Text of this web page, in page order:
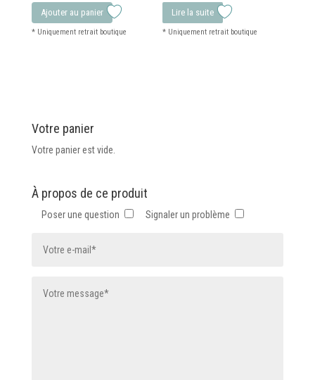
Ajouter au panier Lire la suite
Votre panier
Votre panier est vide.
À propos de ce produit
Poser une question Signaler un problème